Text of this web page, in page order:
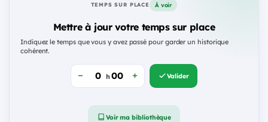
TEMPS SUR PLACE À voir
Mettre à jour votre temps sur place
Indiquez le temps que vous y avez passé pour garder un historique
cohérent.
h Valider
Voir ma bibliothèque